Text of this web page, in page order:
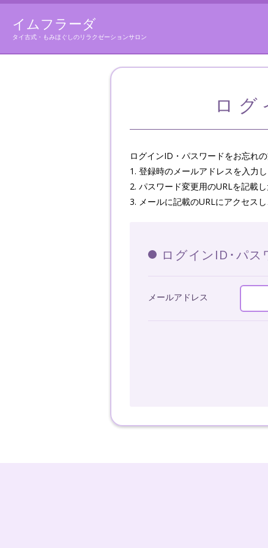
イムフラーダ
タイ古式・もみほぐしのリラクゼーションサロン
ロ
ログインID・パスワードをお忘れ
1. 登録時のメールアドレスを入力
2. パスワード変更用のURLを記載
3. メールに記載のURLにアクセス
ログインID･パス
メールアドレス